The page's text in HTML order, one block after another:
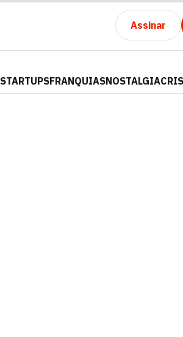
Assinar
STARTUPSFRANQUIASNOSTALGIA